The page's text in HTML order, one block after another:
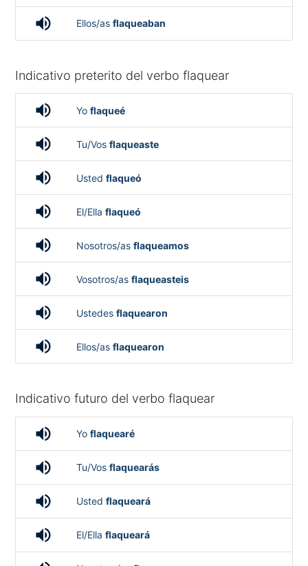
volume_up Ellos/as flaqueaban
Indicativo preterito del verbo flaquear
volume_up Yo flaqueé
volume_up Tu/Vos flaqueaste
volume_up Usted flaqueó
volume_up El/Ella flaqueó
volume_up Nosotros/as flaqueamos
volume_up Vosotros/as flaqueasteis
volume_up Ustedes flaquearon
volume_up Ellos/as flaquearon
Indicativo futuro del verbo flaquear
volume_up Yo flaquearé
volume_up Tu/Vos flaquearás
volume_up Usted flaqueará
volume_up El/Ella flaqueará